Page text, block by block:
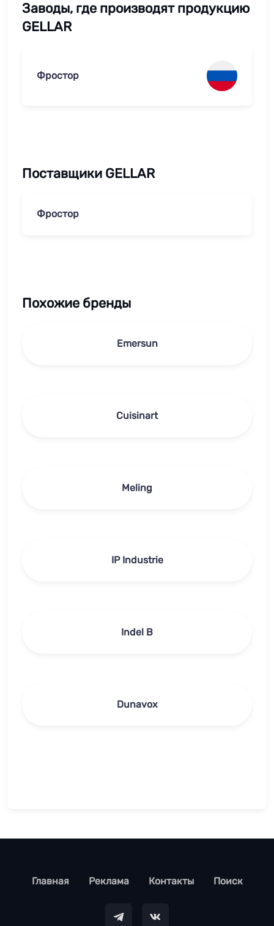
Заводы, где производят продукцию
GELLAR
Фростор
Поставщики GELLAR
Фростор
Похожие бренды
Emersun
Cuisinart
Meling
IP Industrie
Indel B
Dunavox
footer
Главная Реклама Контакты Поиск